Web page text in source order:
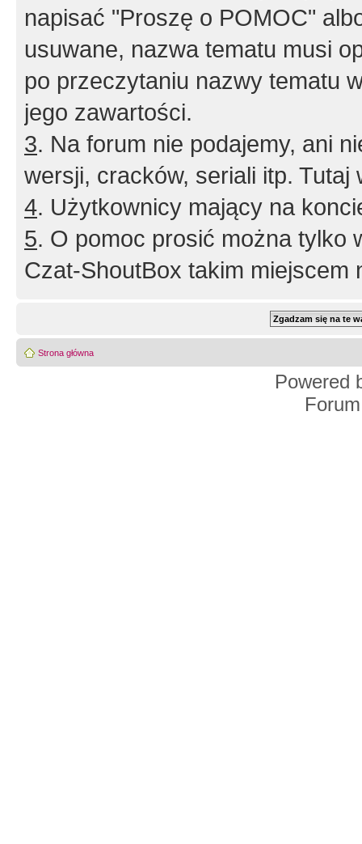
napisać "Proszę o POMOC"
usuwane, nazwa tematu musi
po przeczytaniu nazwy tematu
jego zawartości.
3. Na forum nie podajemy, ani
wersji, cracków, seriali itp. Tutaj
4. Użytkownicy mający na
5. O pomoc prosić można tylko
Czat-ShoutBox takim miejscem
Strona główna
Powered